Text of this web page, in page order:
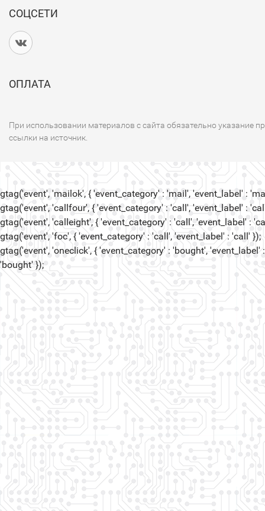
СОЦСЕТИ
ОПЛАТА
При использовании материалов с сайта обязательно указание
ссылки на источник.
gtag('event', 'mailok', { 'event_category' : 'mail', 'event_label' :
gtag('event', 'callfour', { 'event_category' : 'call', 'event_label' :
gtag('event', 'calleight', { 'event_category' : 'call', 'event_label' :
gtag('event', 'foc', { 'event_category' : 'call', 'event_label' : 'call' });
gtag('event', 'oneclick', { 'event_category' : 'bought', 'event_label' :
'bought' });